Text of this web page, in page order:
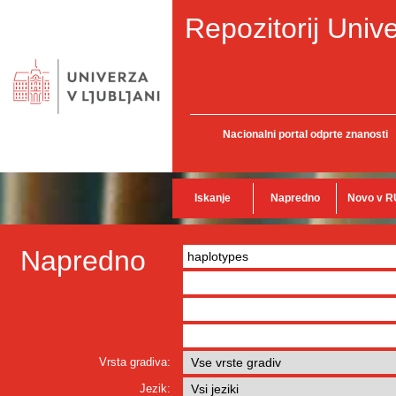
Repozitorij
Nacionalni portal odprte znanosti
Iskanje Napredno Novo v
Napredno
Vrsta gradiva:
Jezik: